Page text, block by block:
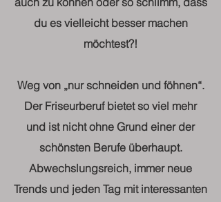
du es vielleicht besser machen
möchtest?!
Weg von „nur schneiden und föhnen“.
Der Friseurberuf bietet so viel mehr
und ist nicht ohne Grund einer der
schönsten Berufe überhaupt.
Abwechslungsreich, immer neue
Trends und jeden Tag mit interessanten